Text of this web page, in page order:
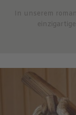
In unserem